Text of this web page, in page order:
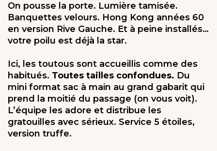
On pousse la porte. Lumière tamisée.
Banquettes velours. Hong Kong années 60
en version Rive Gauche. Et à peine installés…
votre poilu est déjà la star.
Ici, les toutous sont accueillis comme des
habitués. Toutes tailles confondues. Du
mini format sac à main au grand gabarit qui
prend la moitié du passage (on vous voit).
L’équipe les adore et distribue les
gratouilles avec sérieux. Service 5 étoiles,
version truffe.